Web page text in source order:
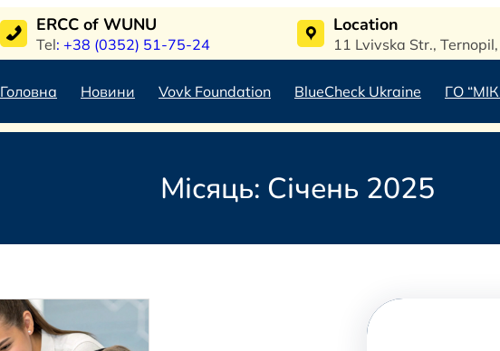
ERCC of WUNU
Tel: +38 (0352) 51-75-24
Location
11 Lvivska Str.,
Головна Новини Vovk Foundation BlueCheck Ukraine ГО
Місяць: Січень 2025